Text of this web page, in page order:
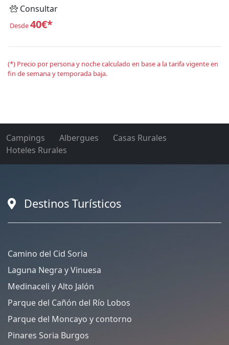
Consultar
Desde40€*
(*) Precio por persona y noche calculado en base a la tarifa vigente en
fin de semana y temporada baja.
Campings Albergues
Casas Rurales
Hoteles Rurales
Destinos Turísticos
Camino del Cid Soria
Laguna Negra y Vinuesa
Medinaceli y Alto Jalón
Parque del Cañón del Río Lobos
Parque del Moncayo y contorno
Pinares Soria Burgos